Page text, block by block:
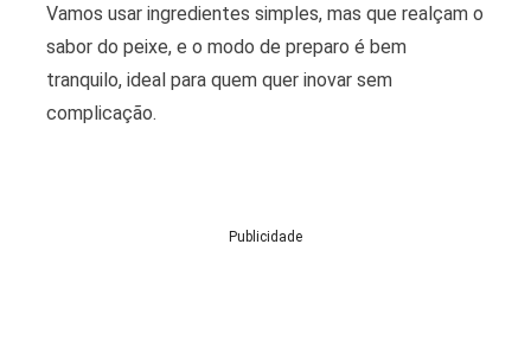
Vamos usar ingredientes simples, mas que realçam o
sabor do peixe, e o modo de preparo é bem
tranquilo, ideal para quem quer inovar sem
complicação.
Publicidade